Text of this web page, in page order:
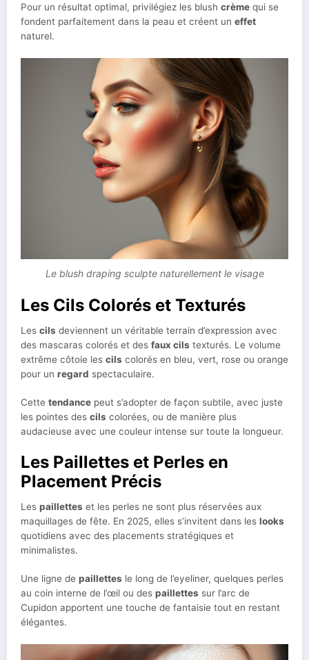
Pour un résultat optimal, privilégiez les blush crème qui se
fondent parfaitement dans la peau et créent un effet
naturel.
Le blush draping sculpte naturellement le visage
Les Cils Colorés et Texturés
Les cils deviennent un véritable terrain d’expression avec
des mascaras colorés et des faux cils texturés. Le volume
extrême côtoie les cils colorés en bleu, vert, rose ou orange
pour un regard spectaculaire.
Cette tendance peut s’adopter de façon subtile, avec juste
les pointes des cils colorées, ou de manière plus
audacieuse avec une couleur intense sur toute la longueur.
Les Paillettes et Perles en
Placement Précis
Les paillettes et les perles ne sont plus réservées aux
maquillages de fête. En 2025, elles s’invitent dans les looks
quotidiens avec des placements stratégiques et
minimalistes.
Une ligne de paillettes le long de l’eyeliner, quelques perles
au coin interne de l’œil ou des paillettes sur l’arc de
Cupidon apportent une touche de fantaisie tout en restant
élégantes.